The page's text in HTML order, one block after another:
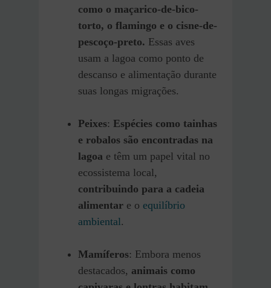
como o maçarico-de-bico-
torto, o flamingo e o cisne-de-
pescoço-preto. Essas aves
usam a lagoa como ponto de
descanso e alimentação durante
suas longas migrações.
Peixes: Espécies como tainhas
e robalos são encontradas na
lagoa e têm um papel vital no
ecossistema local,
contribuindo para a cadeia
alimentar e o equilíbrio
ambiental.
Mamíferos: Embora menos
destacados, animais como